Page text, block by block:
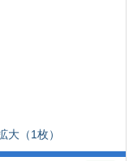
大（1枚）